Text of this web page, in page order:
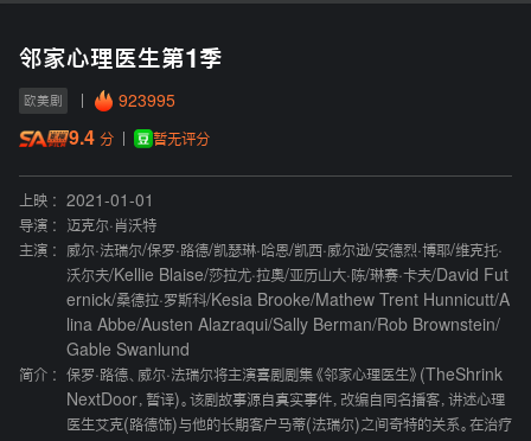
邻家心理医生第1季
欧美剧 923995
9.4 分 暂无评分
上映 :
2021-01-01
导演 :
迈克尔·肖沃特
主演 :
威尔·法瑞尔/保罗·路德/凯瑟琳·哈恩/凯西·威尔逊/安德烈·博耶/维克托·
沃尔夫/Kellie Blaise/莎拉尤·拉奧/亚历山大·陈/琳赛·卡夫/ David Fut
ernick/桑德拉·罗斯科/Kesia Brooke/Mathew Trent Hunnicutt/A
lina Abbe/Austen Alazraqui/Sally Berman/Rob Brownstein/
Gable Swanlund
简介 :
保罗·路德、威尔·法瑞尔将主演喜剧剧集《邻家心理医生》(TheShrink
NextDoor，暂译)。该剧故事源自真实事件，改编自同名播客，讲述心理
医生艾克(路德饰)与他的长期客户马蒂(法瑞尔)之间奇特的关系。在治疗